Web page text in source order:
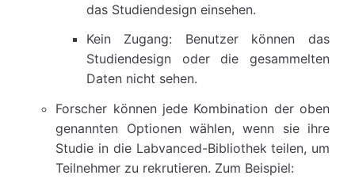
das Studiendesign einsehen.
Kein Zugang: Benutzer können das
Studiendesign oder die gesammelten
Daten nicht sehen.
Forscher können jede Kombination der oben
genannten Optionen wählen, wenn sie ihre
Studie in die Labvanced-Bibliothek teilen, um
Teilnehmer zu rekrutieren. Zum Beispiel: